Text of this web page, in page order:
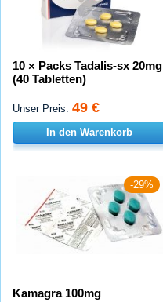
10 × Packs Tadalis-sx 20mg
(40 Tabletten)
Unser Preis: 49 €
In den Warenkorb
-29%
Kamagra 100mg